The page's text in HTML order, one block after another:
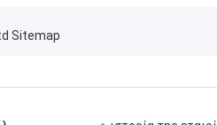
Sitemap